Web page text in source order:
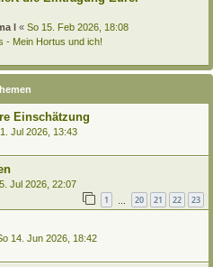
l « So 15. Feb 2026, 18:08
- Mein Hortus und ich!
Einschätzung
Jul 2026, 13:43
Jul 2026, 22:07
1 20 21 22 23
14. Jun 2026, 18:42